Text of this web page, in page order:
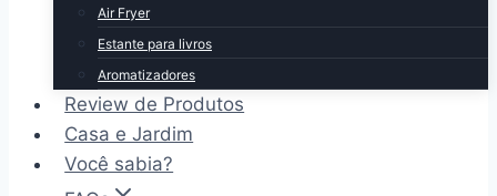
Air Fryer
Estante para livros
Aromatizadores
Review de Produtos
Casa e Jardim
Você sabia?